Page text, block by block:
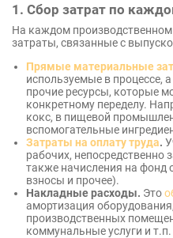
1. Сбор затрат по
На каждом производственном
затраты, связанные с
Прямые материальные
используемые в процессе,
прочие ресурсы, которые
конкретному переделу.
кокс, в пищевой
вспомогательные
Затраты на оплату труда.
рабочих, непосредственно
также начисления на фонд
взносы и прочее).
Накладные расходы. Это
амортизация
производственных
коммунальные услуги и